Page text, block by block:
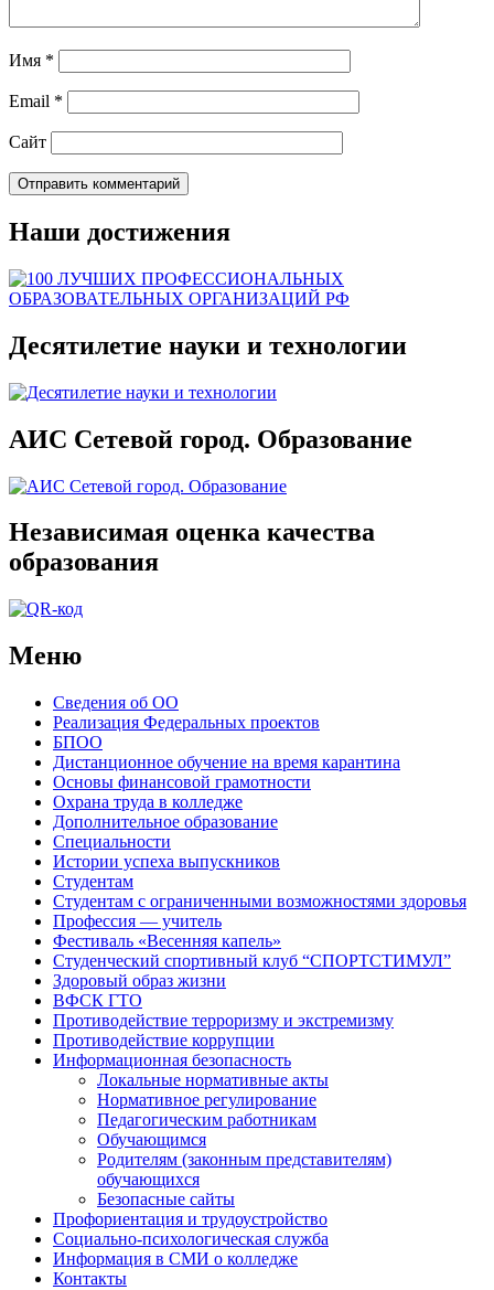
Имя *
Email *
Сайт
Наши достижения
Десятилетие науки и технологии
АИС Сетевой город. Образование
Независимая оценка качества
образования
Меню
Сведения об ОО
Реализация Федеральных проектов
БПОО
Дистанционное обучение на время карантина
Основы финансовой грамотности
Охрана труда в колледже
Дополнительное образование
Специальности
Истории успеха выпускников
Студентам
Студентам с ограниченными возможностями здоровья
Профессия — учитель
Фестиваль «Весенняя капель»
Студенческий спортивный клуб “СПОРТСТИМУЛ”
Здоровый образ жизни
ВФСК ГТО
Противодействие терроризму и экстремизму
Противодействие коррупции
Информационная безопасность
Локальные нормативные акты
Нормативное регулирование
Педагогическим работникам
Обучающимся
Родителям (законным представителям)
обучающихся
Безопасные сайты
Профориентация и трудоустройство
Социально-психологическая служба
Информация в СМИ о колледже
Контакты